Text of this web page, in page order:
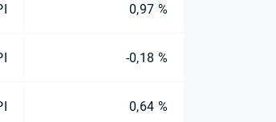
0,97 %
-0,18 %
0,64 %